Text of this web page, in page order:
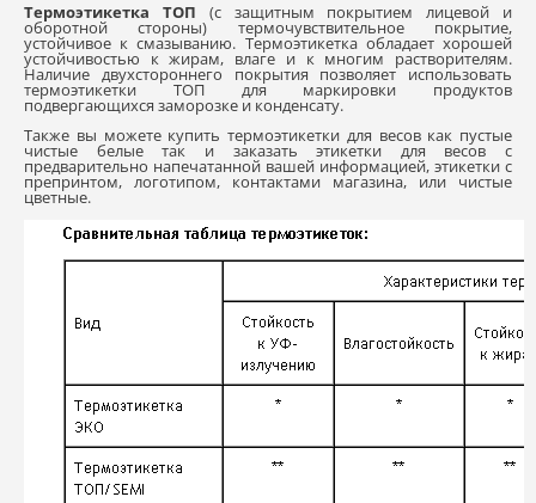
Термоэтикетка ТОП (с защитным покрытием лицевой и
оборотной стороны) термочувствительное покрытие,
устойчивое к смазыванию. Термоэтикетка обладает хорошей
устойчивостью к жирам, влаге и к многим растворителям.
Наличие двухстороннего покрытия позволяет использовать
термоэтикетки ТОП для маркировки продуктов
подвергающихся заморозке и конденсату.
Также вы можете купить термоэтикетки для весов как пустые
чистые белые так и заказать этикетки для весов с
предварительно напечатанной вашей информацией, этикетки с
препринтом, логотипом, контактами магазина, или чистые
цветные.